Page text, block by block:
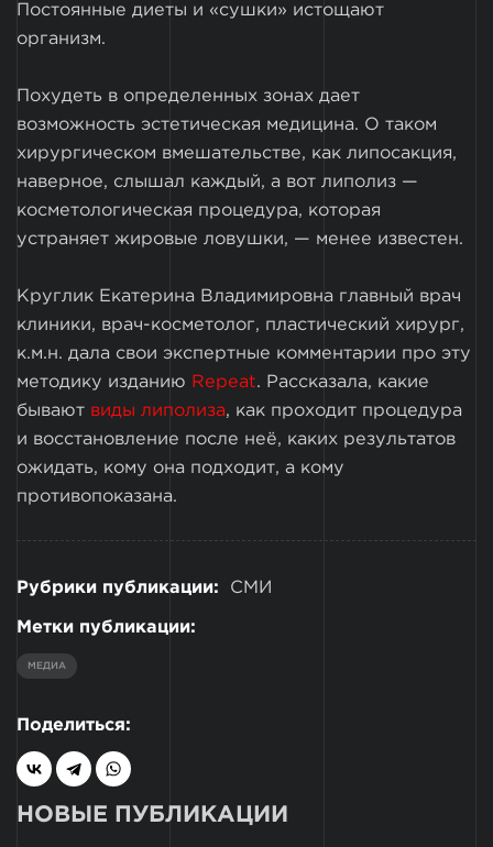
Постоянные диеты и «сушки» истощают
организм.
Похудеть в определенных зонах дает
возможность эстетическая медицина. О таком
хирургическом вмешательстве, как липосакция,
наверное, слышал каждый, а вот липолиз —
косметологическая процедура, которая
устраняет жировые ловушки, — менее известен.
Круглик Екатерина Владимировна главный врач
клиники, врач-косметолог, пластический хирург,
к.м.н. дала свои экспертные комментарии про эту
методику изданию Repeat. Рассказала, какие
бывают виды липолиза, как проходит процедура
и восстановление после неё, каких результатов
ожидать, кому она подходит, а кому
противопоказана.
Рубрики публикации: СМИ
Метки публикации:
МЕДИА
Поделиться:
НОВЫЕ ПУБЛИКАЦИИ